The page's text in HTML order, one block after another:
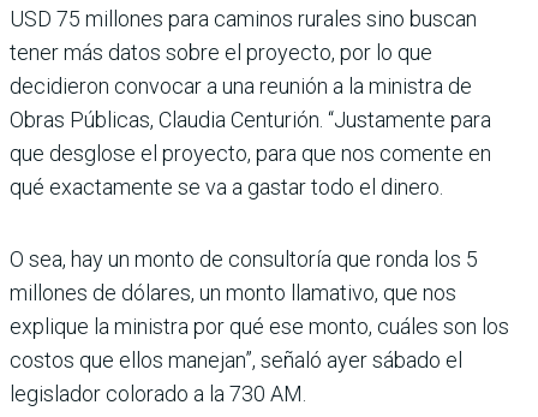
USD 75 millones para caminos rurales sino buscan
tener más datos sobre el proyecto, por lo que
decidieron convocar a una reunión a la ministra de
Obras Públicas, Claudia Centurión. “Justamente para
que desglose el proyecto, para que nos comente en
qué exactamente se va a gastar todo el dinero.
O sea, hay un monto de consultoría que ronda los 5
millones de dólares, un monto llamativo, que nos
explique la ministra por qué ese monto, cuáles son los
costos que ellos manejan”, señaló ayer sábado el
legislador colorado a la 730 AM.